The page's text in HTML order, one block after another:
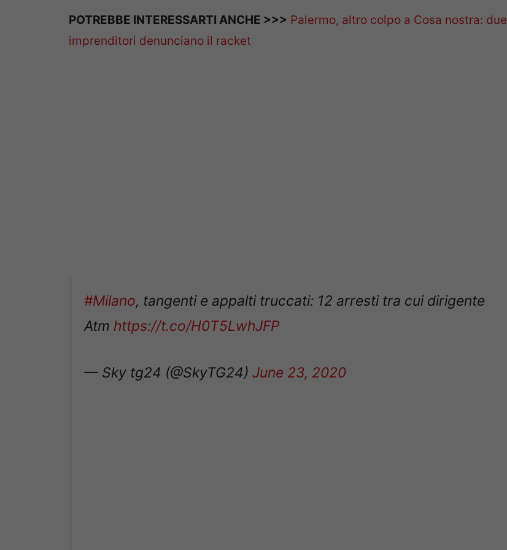
POTREBBE INTERESSARTI ANCHE >>> Palermo, altro colpo a Cosa nostra: due
imprenditori denunciano il racket
#Milano , tangenti e appalti truccati: 12 arresti tra cui dirigente
Atm https://t.co/H0T5LwhJFP
— Sky tg24 (@SkyTG24) June 23, 2020